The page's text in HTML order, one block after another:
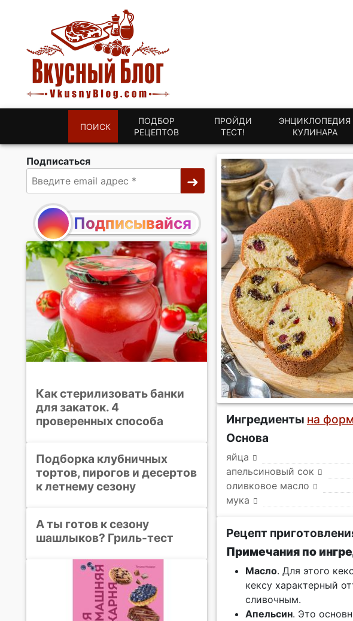
ПОИСК
ПОДБОР
РЕЦЕПТОВ
ПРОЙДИ
ТЕСТ!
ЭНЦИКЛОПЕДИЯ
КУЛИНАРА
Ингредиенты на
Основа
яйца
апельсиновый сок
оливковое масло
мука
Рецепт
Примечания по
Масло. Для этого
кексу характерный
сливочным.
Апельсин. Это
Подписаться
Подписывайся
Как стерилизовать банки
для закаток. 4
проверенных способа
Подборка клубничных
тортов, пирогов и десертов
к летнему сезону
А ты готов к сезону
шашлыков? Гриль-тест